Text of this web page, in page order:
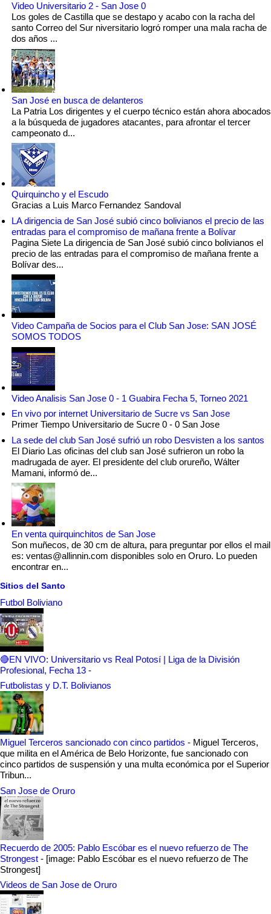
Video Universitario 2 - San Jose 0
Los goles de Castilla que se destapo y acabo con la racha del
santo Correo del Sur niversitario logró romper una mala racha de
dos años ...
San José en busca de delanteros
La Patria Los dirigentes y el cuerpo técnico están ahora abocados
a la búsqueda de jugadores atacantes, para afrontar el tercer
campeonato d...
Quirquincho y el Escudo
Gracias a Luis Marco Fernandez Sandoval
LA dirigencia de San José subió cinco bolivianos el precio de las
entradas para el compromiso de mañana frente a Bolívar
Pagina Siete La dirigencia de San José subió cinco bolivianos el
precio de las entradas para el compromiso de mañana frente a
Bolívar des...
Video Campaña de Socios para el Club San Jose: SAN JOSÉ
SOMOS TODOS
Video Analisis San Jose 0 - 1 Guabira Fecha 5, Torneo 2021
En vivo por internet Universitario de Sucre vs San Jose
Primer Tiempo Universitario de Sucre 0 - 0 San Jose
La sede del club San José sufrió un robo Desvisten a los santos
El Diario Las oficinas del club san José sufrieron un robo la
madrugada de ayer. El presidente del club orureño, Wálter
Mamani, informó de...
En venta quirquinchitos de San Jose
Son muñecos, de 30 cm de altura, para preguntar por ellos el mail
es: ventas@allinnin.com disponibles solo en Oruro. Lo pueden
encontrar en...
Sitios del Santo
Futbol Boliviano
🔴EN VIVO: Universitario vs Real Potosí | Liga de la División
Profesional, Fecha 13 -
Futbolistas y D.T. Bolivianos
Miguel Terceros sancionado con cinco partidos - Miguel Terceros,
que milita en el América de Belo Horizonte, fue sancionado con
cinco partidos de suspensión y una multa económica por el Superior
Tribun...
San Jose de Oruro
Recuerdo de 2005: Pablo Escóbar es el nuevo refuerzo de The
Strongest - [image: Pablo Escóbar es el nuevo refuerzo de The
Strongest]
Videos de San Jose de Oruro